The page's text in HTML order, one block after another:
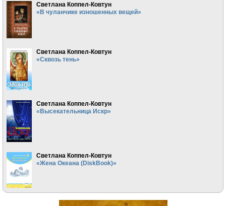
Светлана Коппел-Ковтун
«В чуланчике изношенных вещей»
Светлана Коппел-Ковтун
«Сквозь тень»
Светлана Коппел-Ковтун
«Высекательница Искр»
Светлана Коппел-Ковтун
«Жена Океана (DiskBook)»